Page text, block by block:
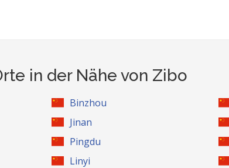
in der Nähe von Zibo
Binzhou
Jinan
Pingdu
Linyi